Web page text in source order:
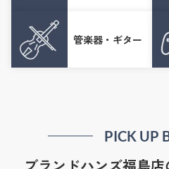
管楽器・ギター
PICK UP